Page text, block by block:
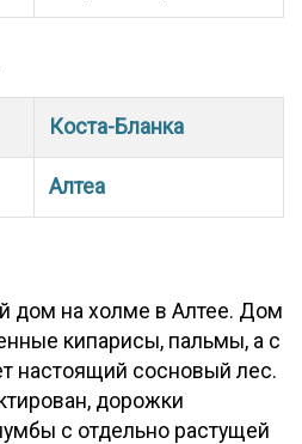
Коста-Бланка
Алтеа
дом на холме в Алтее. Дом
кипарисы, пальмы, а с
настоящий сосновый лес.
дорожки
с отдельно растущей